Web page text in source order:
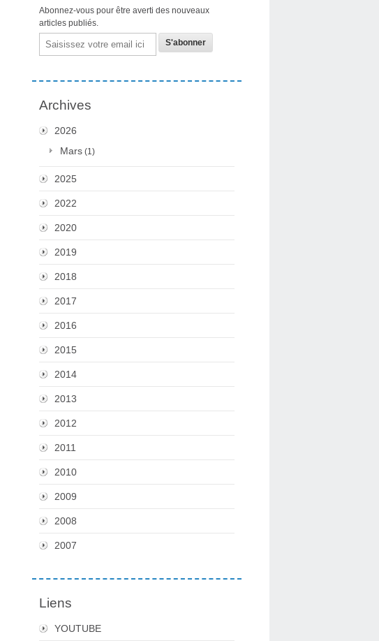
Abonnez-vous pour être averti des nouveaux
articles publiés.
Email
Archives
2026
Mars (1)
2025
2022
2020
2019
2018
2017
2016
2015
2014
2013
2012
2011
2010
2009
2008
2007
Liens
YOUTUBE